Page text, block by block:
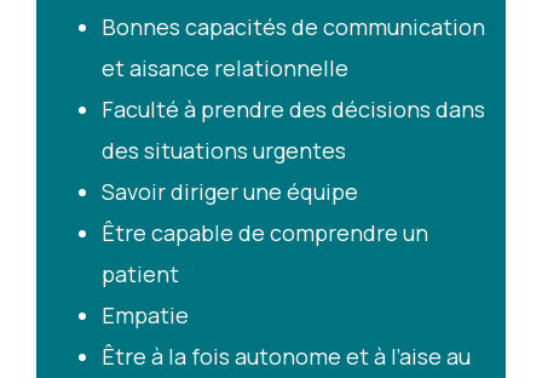
Bonnes capacités de communication
et aisance relationnelle
Faculté à prendre des décisions dans
des situations urgentes
Savoir diriger une équipe
Être capable de comprendre un
patient
Empatie
Être à la fois autonome et à l’aise au